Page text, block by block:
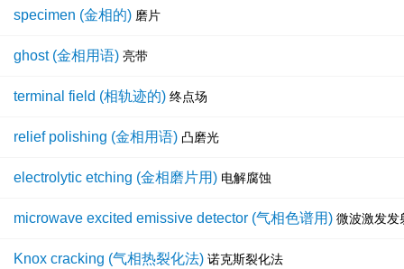
specimen (金相的) 磨片
ghost (金相用语) 亮带
terminal field (相轨迹的) 终点场
relief polishing (金相用语) 凸磨光
electrolytic etching (金相磨片用) 电解腐蚀
microwave excited emissive detector (气相色谱用) 微波激发发
Knox cracking (气相热裂化法) 诺克斯裂化法